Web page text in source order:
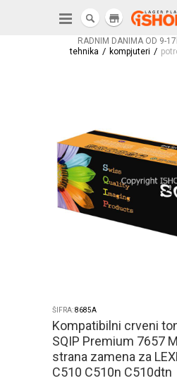
RADNIM DANIMA OD 9-
store
tehnika / kompjuteri /
ŠIFRA:8685A
Kompatibilni crveni
SQIP Premium 7657
strana zamena za
C510 C510n C510dtn